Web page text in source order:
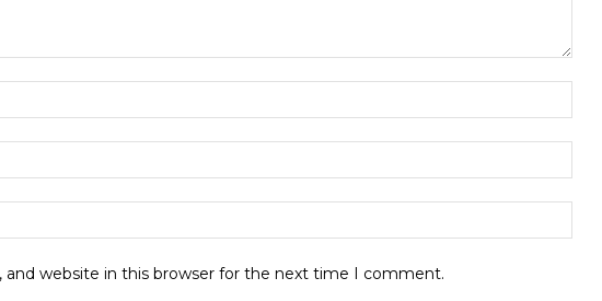
and website in this browser for the next time I comment.